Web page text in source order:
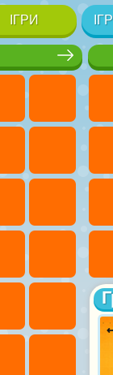
ІГРИ